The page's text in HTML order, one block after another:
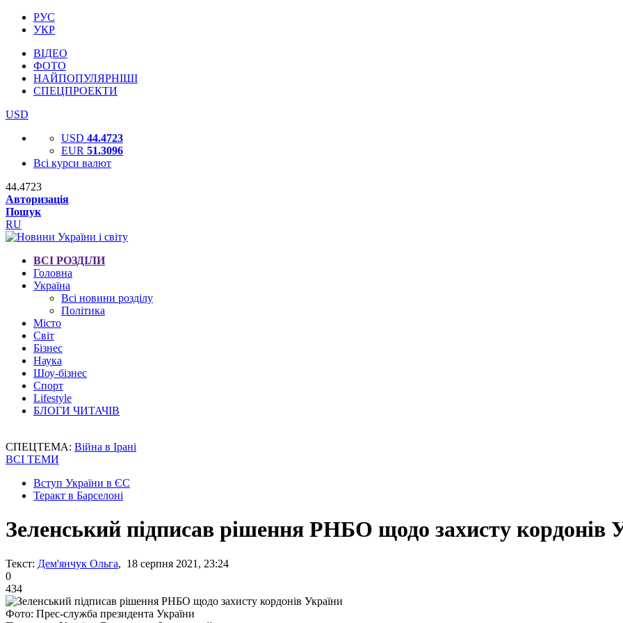
РУС
УКР
ВІДЕО
ФОТО
НАЙПОПУЛЯРНІШІ
СПЕЦПРОЕКТИ
USD
USD 44.4723
EUR 51.3096
Всі курси валют
44.4723
Авторизація
Пошук
RU
ВСІ РОЗДІЛИ
Головна
Україна
Всі новини розділу
Політика
Місто
Світ
Бізнес
Наука
Шоу-бізнес
Спорт
Lifestyle
БЛОГИ ЧИТАЧІВ
СПЕЦТЕМА: Війна в Ірані
ВСІ ТЕМИ
Вступ України в ЄС
Теракт в Барселоні
Зеленський підписав рішення РНБО щодо захисту кордонів
Текст: Дем'янчук Ольга, 18 серпня 2021, 23:24
0
434
Фото: Прес-служба президента України